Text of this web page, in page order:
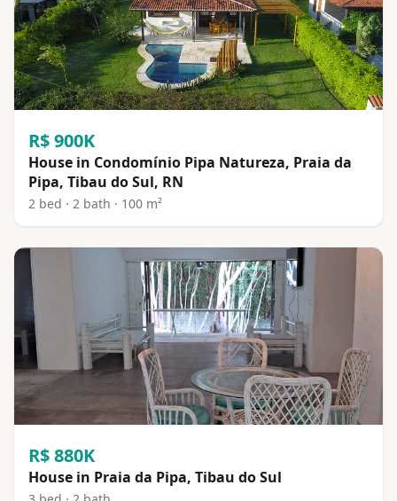
R$ 900K
House in Condomínio Pipa Natureza, Praia da
Pipa, Tibau do Sul, RN
2 bed · 2 bath · 100 m²
R$ 880K
House in Praia da Pipa, Tibau do Sul